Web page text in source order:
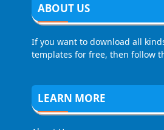
ABOUT US
If you want to download all
templates for free, then follow
LEARN MORE